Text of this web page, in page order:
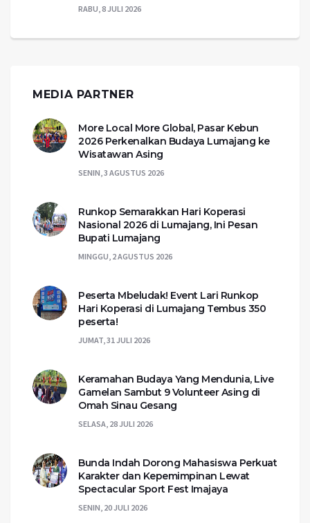
RABU, 8 JULI 2026
MEDIA PARTNER
More Local More Global, Pasar Kebun
2026 Perkenalkan Budaya Lumajang ke
Wisatawan Asing
SENIN, 3 AGUSTUS 2026
Runkop Semarakkan Hari Koperasi
Nasional 2026 di Lumajang, Ini Pesan
Bupati Lumajang
MINGGU, 2 AGUSTUS 2026
Peserta Mbeludak! Event Lari Runkop
Hari Koperasi di Lumajang Tembus 350
peserta!
JUMAT, 31 JULI 2026
Keramahan Budaya Yang Mendunia, Live
Gamelan Sambut 9 Volunteer Asing di
Omah Sinau Gesang
SELASA, 28 JULI 2026
Bunda Indah Dorong Mahasiswa Perkuat
Karakter dan Kepemimpinan Lewat
Spectacular Sport Fest Imajaya
SENIN, 20 JULI 2026